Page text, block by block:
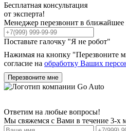
Бесплатная консультация
от эксперта!
Менеджер перезвонит в ближайшее
Поставьте галочку "Я не робот"
Нажимая на кнопку "Перезвоните
согласие на обработку Ваших
Перезвоните мне
Ответим на любые вопросы!
Мы свяжемся с Вами в течение 3-х